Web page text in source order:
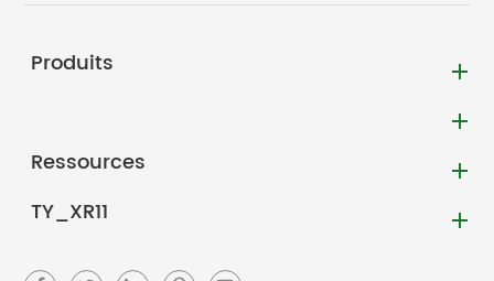
Produits
Ressources
TY_XR11